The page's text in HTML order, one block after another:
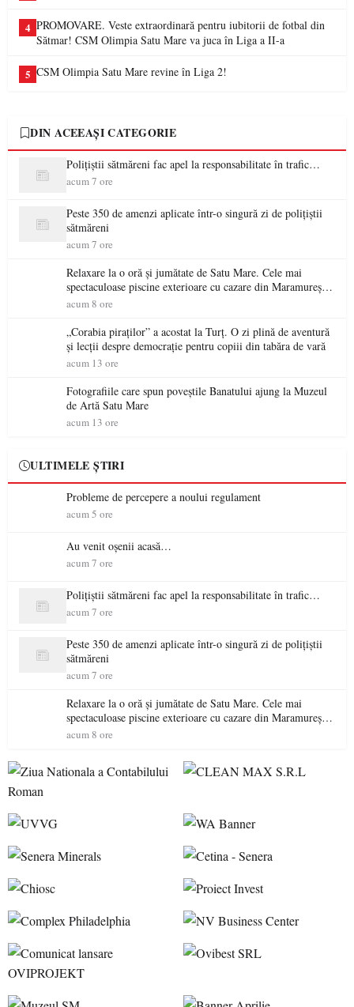
4 PROMOVARE. Veste extraordinară pentru iubitorii de fotbal din
Sătmar! CSM Olimpia Satu Mare va juca în Liga a II-a
5 CSM Olimpia Satu Mare revine în Liga 2!
DIN ACEEAȘI CATEGORIE
Polițiștii sătmăreni fac apel la responsabilitate în trafic…
acum 7 ore
Peste 350 de amenzi aplicate într-o singură zi de polițiștii
sătmăreni
acum 7 ore
Relaxare la o oră și jumătate de Satu Mare. Cele mai
spectaculoase piscine exterioare cu cazare din Maramureș,
ideale pentru o escapadă de vară
acum 8 ore
„Corabia piraților” a acostat la Turț. O zi plină de aventură
și lecții despre democrație pentru copiii din tabăra de vară
acum 13 ore
Fotografiile care spun poveștile Banatului ajung la Muzeul
de Artă Satu Mare
acum 13 ore
ULTIMELE ȘTIRI
Probleme de percepere a noului regulament
acum 5 ore
Au venit oșenii acasă…
acum 7 ore
Polițiștii sătmăreni fac apel la responsabilitate în trafic…
acum 7 ore
Peste 350 de amenzi aplicate într-o singură zi de polițiștii
sătmăreni
acum 7 ore
Relaxare la o oră și jumătate de Satu Mare. Cele mai
spectaculoase piscine exterioare cu cazare din Maramureș,
ideale pentru o escapadă de vară
acum 8 ore